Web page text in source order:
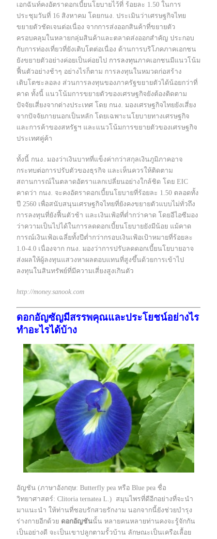
เอกฉันท์คงอัตราดอกเบี้ยนโยบายไว้ที่ ร้อยละ 1.50 ในการ
ประชุมวันที่ 16 สิงหาคม โดยกนง. ประเมินว่าเศรษฐกิจไทย
ขยายตัวชัดเจนต่อเนื่อง จากการส่งออกสินค้าที่ขยายตัว
ครอบคลุมในหลายกลุ่มสินค้าและตลาดส่งออกสำคัญ ประกอบ
กับการท่องเที่ยวที่ยังเติบโตต่อเนื่อง ด้านการบริโภคภาคเอกชน
ยังขยายตัวอย่างค่อยเป็นค่อยไป การลงทุนภาคเอกชนมีแนวโน้ม
ฟื้นตัวอย่างช้าๆ อย่างไรก็ตาม การลงทุนในหมวดก่อสร้าง
เติบโตชะลอลง ส่วนการลงทุนของภาครัฐขยายตัวได้น้อยกว่าที่
คาด ทั้งนี้ แนวโน้มการขยายตัวของเศรษฐกิจยังต้องติดตาม
ปัจจัยเสี่ยงจากต่างประเทศ โดย กนง. มองเศรษฐกิจไทยยังเสี่ยง
จากปัจจัยภายนอกเป็นหลัก โดยเฉพาะนโยบายทางเศรษฐกิจ
และการค้าของสหรัฐฯ และแนวโน้มการขยายตัวของเศรษฐกิจ
ประเทศคู่ค้า
ทั้งนี้ กนง. มองว่าเงินบาทที่แข็งค่ากว่าสกุลเงินภูมิภาคอาจ
กระทบต่อการปรับตัวของธุรกิจ และเห็นควรให้ติดตาม
สถานการณ์ในตลาดอัตราแลกเปลี่ยนอย่างใกล้ชิด โดย EIC
คาดว่า กนง. จะคงอัตราดอกเบี้ยนโยบายที่ร้อยละ 1.50 ตลอดทั้ง
ปี 2560 เพื่อสนับสนุนเศรษฐกิจไทยที่ยังคงขยายตัวแบบไม่ทั่วถึง
การลงทุนที่ยังฟื้นตัวช้า และเงินเฟ้อที่ต่ำกว่าคาด โดยอีไอซีมอง
ว่าความเป็นไปได้ในการลดดอกเบี้ยนโยบายยังมีน้อย แม้คาด
การณ์เงินเฟ้อเฉลี่ยทั้งปีต่ำกว่ากรอบเงินเฟ้อเป้าหมายที่ร้อยละ
1.0-4.0 เนื่องจาก กนง. มองว่าการปรับลดดอกเบี้ยนโยบายอาจ
ส่งผลให้ผู้ลงทุนแสวงหาผลตอบแทนที่สูงขึ้นด้วยการเข้าไป
ลงทุนในสินทรัพย์ที่มีความเสี่ยงสูงเกินตัว
http://money.sanook.com
ดอกอัญซัญมีสรรพคุณและประโยชน์อย่างไร
ทำอะไรได้บ้าง
อัญชัน (ภาษาอังกฤษ: Butterfly pea หรือ Blue pea ชื่อ
วิทยาศาสตร์: Clitoria ternatea L.) สมุนไพรที่ดีอีกอย่างที่จะนำ
มาแนะนำ ให้ท่านที่ชอบรักสวยรักงาม นอกจากนี้ยังช่วยบำรุง
ร่างกายอีกด้วย ดอกอัญชันนั้น หลายคนหลายท่านคงจะรู้จักกัน
เป็นอย่างดี จะเป็นเขาปลูกตามรั้วบ้าน ลักษณะเป็นเครือเลื้อย